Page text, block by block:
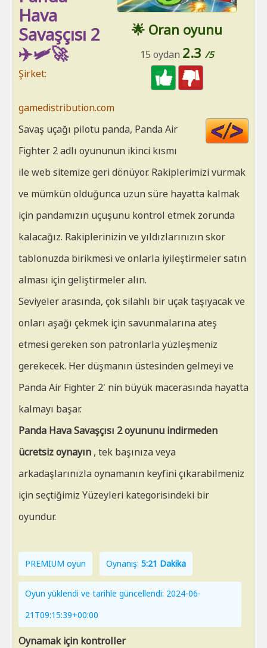
🌟 Oran oyunu
15 oydan 2.3 /5
Hava
Savaşçısı 2
✈️🛩️🚀
Şirket:
gamedistribution.com
Savaş uçağı pilotu panda, Panda Air
Fighter 2 adlı oyununun ikinci kısmı
ile web sitemize geri dönüyor. Rakiplerimizi vurmak
ve mümkün olduğunca uzun süre hayatta kalmak
için pandamızın uçuşunu kontrol etmek zorunda
kalacağız. Rakiplerinizin ve yıldızlarınızın skor
tablonuzda birikmesi ve onlarla iyileştirmeler satın
alması için geliştirmeler alın.
Seviyeler arasında, çok silahlı bir uçak taşıyacak ve
onları aşağı çekmek için savunmalarına ateş
etmesi gereken son patronlarla yüzleşmeniz
gerekecek. Her düşmanın üstesinden gelmeyi ve
Panda Air Fighter 2' nin büyük macerasında hayatta
kalmayı başar.
Panda Hava Savaşçısı 2 oyununu indirmeden
ücretsiz oynayın , tek başınıza veya
arkadaşlarınızla oynamanın keyfini çıkarabilmeniz
için seçtiğimiz Yüzeyleri kategorisindeki bir
oyundur.
PREMIUM oyun Oynanış: 5:21 Dakika
Oyun yüklendi ve tarihle güncellendi: 2024-06-
21T09:15:39+00:00
Oynamak için kontroller